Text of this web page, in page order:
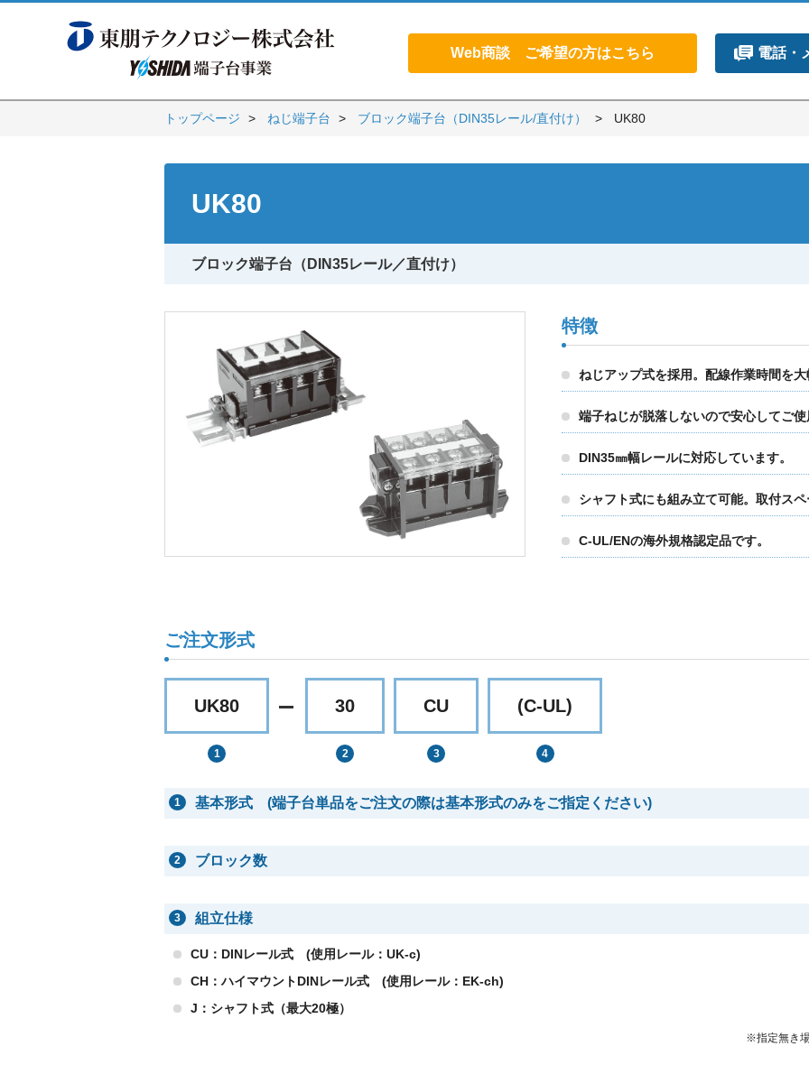
Web商談 ご希望の方はこちら 電話・
トップページ ねじ端子台 ブロック端子台（DIN35レール/直付け） UK80
UK80
ブロック端子台（DIN35レール／直付け）
特徴
ねじアップ式を採用。配線作業時間を大
端子ねじが脱落しないので安心してご使
DIN35㎜幅レールに対応しています。
シャフト式にも組み立て可能。取付ス
C-UL/ENの海外規格認定品です。
ご注文形式
UK80 30 CU (C-UL)
1 基本形式 (端子台単品をご注文の際は基本形式のみをご指定ください)
2 ブロック数
3 組立仕様
CU：DINレール式 (使用レール：UK-c)
CH：ハイマウントDINレール式 (使用レール：EK-ch)
J：シャフト式（最大20極）
※指定無き